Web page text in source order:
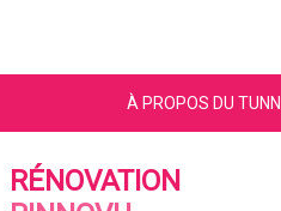
À PROPOS DU
RÉNOVATION